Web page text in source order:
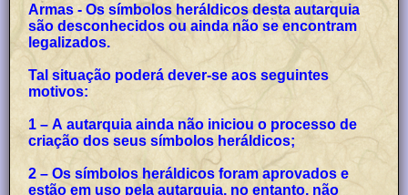
Armas - Os símbolos heráldicos desta autarquia
são desconhecidos ou ainda não se encontram
legalizados.
Tal situação poderá dever-se aos seguintes
motivos:
1 – A autarquia ainda não iniciou o processo de
criação dos seus símbolos heráldicos;
2 – Os símbolos heráldicos foram aprovados e
estão em uso pela autarquia, no entanto, não